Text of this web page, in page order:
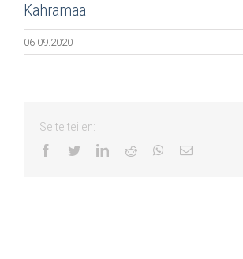
Kahramaa
06.09.2020
Seite teilen:
facebooktwitterlinkedinreddit whatsappEmail